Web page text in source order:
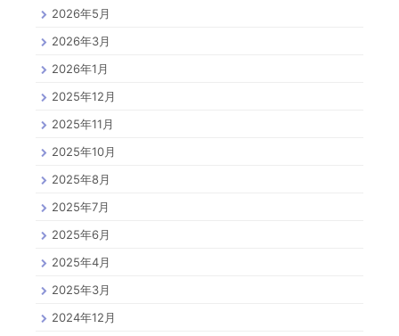
2026年5月
2026年3月
2026年1月
2025年12月
2025年11月
2025年10月
2025年8月
2025年7月
2025年6月
2025年4月
2025年3月
2024年12月